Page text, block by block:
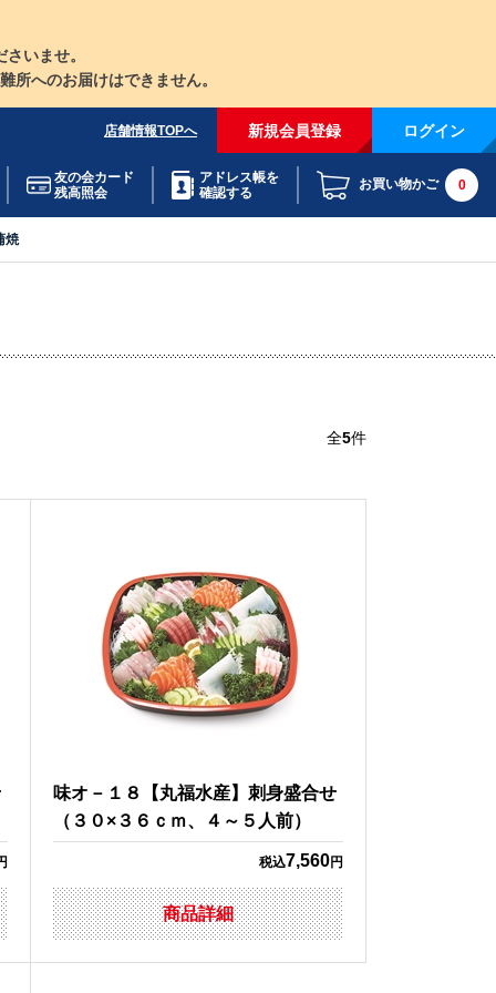
いませ。
へのお届けはできません。
店舗情報TOPへ 新規会員登録 ログイン
友の会カード
残高照会
アドレス帳を
確認する
お買い物かご 0
焼
全5件
味オ－１８【丸福水産】刺身盛合せ
（３０×３６ｃｍ、４～５人前）
税込7,560円
商品詳細